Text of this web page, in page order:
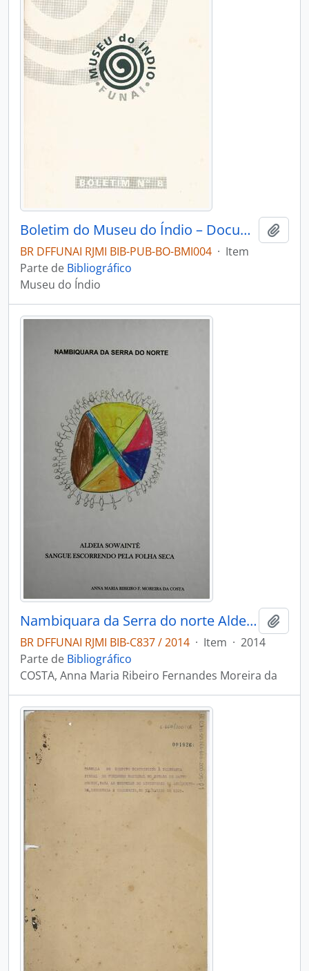
Boletim do Museu do Índio – Documentação – Nº 8
BR DFFUNAI RJMI BIB-PUB-BO-BMI004 · Item
Parte de Bibliográfico
Museu do Índio
Nambiquara da Serra do norte Aldeia sowaintê: sangue escorrendo pela folha seca
BR DFFUNAI RJMI BIB-C837 / 2014 · Item · 2014
Parte de Bibliográfico
COSTA, Anna Maria Ribeiro Fernandes Moreira da